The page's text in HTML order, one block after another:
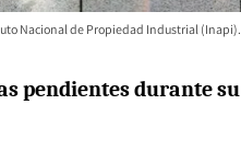
Nacional de Propiedad Industrial (Inapi).
pendientes durante su